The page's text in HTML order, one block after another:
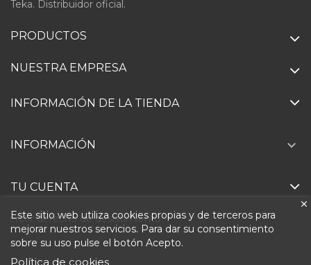
Teka. Distribuidor oficial.
PRODUCTOS
NUESTRA EMPRESA
INFORMACIÓN DE LA TIENDA
Este sitio web utiliza cookies propias y de terceros para
mejorar nuestros servicios. Para dar su consentimiento
sobre su uso pulse el botón Acepto.
Política de cookies
INFORMACIÓN 
TU CUENTA
Ejercer derecho de desistimiento